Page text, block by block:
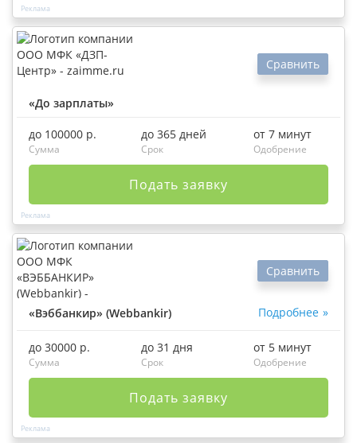
«До зарплаты»
Сравнить
до 100000 р.
Сумма
до 365 дней
Срок
от 7 минут
Одобрение
Подать заявку
«Вэббанкир» (Webbankir) Подробнее
Сравнить
до 30000 р.
Сумма
до 31 дня
Срок
от 5 минут
Одобрение
Подать заявку